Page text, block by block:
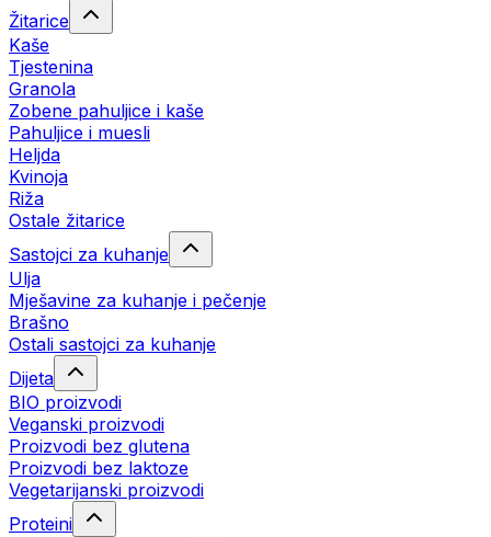
Žitarice
Kaše
Tjestenina
Granola
Zobene pahuljice i kaše
Pahuljice i muesli
Heljda
Kvinoja
Riža
Ostale žitarice
Sastojci za kuhanje
Ulja
Mješavine za kuhanje i pečenje
Brašno
Ostali sastojci za kuhanje
Dijeta
BIO proizvodi
Veganski proizvodi
Proizvodi bez glutena
Proizvodi bez laktoze
Vegetarijanski proizvodi
Proteini